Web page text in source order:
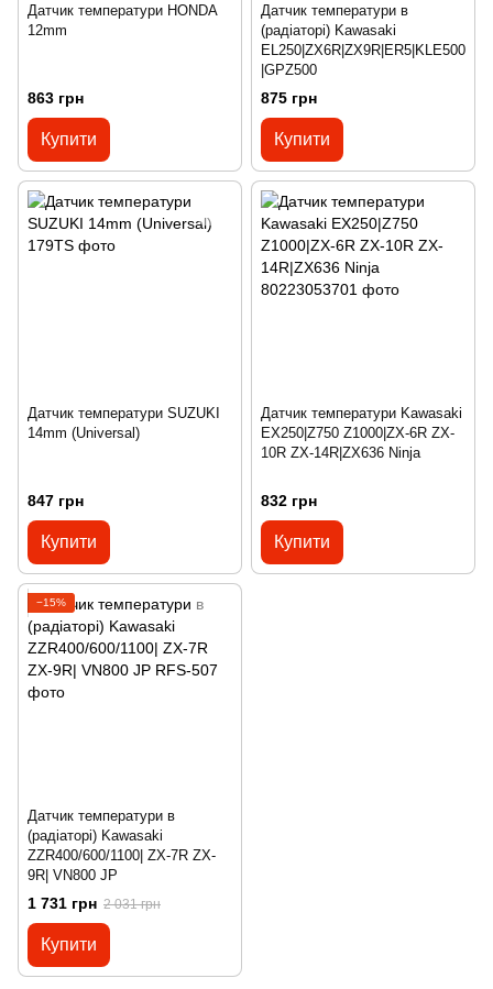
Датчик температури HONDA
12mm
863 грн
Купити
Датчик температури в
(радіаторі) Kawasaki
EL250|ZX6R|ZX9R|ER5|KLE500
|GPZ500
875 грн
Купити
Датчик температури SUZUKI
14mm (Universal)
847 грн
Купити
Датчик температури Kawasaki
EX250|Z750 Z1000|ZX-6R ZX-
10R ZX-14R|ZX636 Ninja
832 грн
Купити
−15%
Датчик температури в
(радіаторі) Kawasaki
ZZR400/600/1100| ZX-7R ZX-
9R| VN800 JP
1 731 грн 2 031 грн
Купити